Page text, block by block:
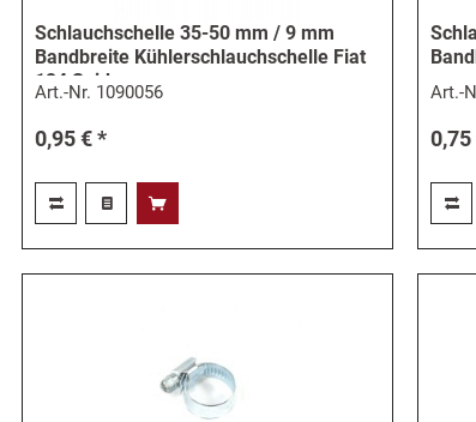
Schlauchschelle 35-50 mm / 9 mm
Bandbreite Kühlerschlauchschelle Fiat
124 Spider
Art.-Nr. 1090056
0,95 € *
Art.-
0,75